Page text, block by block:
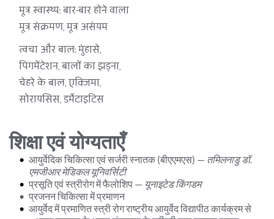
मूत्र स्वास्थ्य: बार-बार होने वाला
मूत्र संक्रमण, मूत्र असंयम
त्वचा और बाल: मुंहासे,
पिगमेंटेशन, बालों का झड़ना,
चेहरे के बाल, एक्जिमा,
सोरायसिस, डर्मेटाइटिस
शिक्षा एवं योग्यताएँ
आयुर्वेदिक चिकित्सा एवं सर्जरी स्नातक (बीएएमएस) — तमिलनाडु डॉ.
एमजीआर मेडिकल यूनिवर्सिटी
प्रसूति एवं स्त्रीरोग में फैलोशिप — यूनाइटेड किंगडम
प्रजनन चिकित्सा में प्रमाणन
आयुर्वेद में प्रमाणित स्त्री रोग राष्ट्रीय आयुर्वेद विद्यापीठ कार्यक्रम से